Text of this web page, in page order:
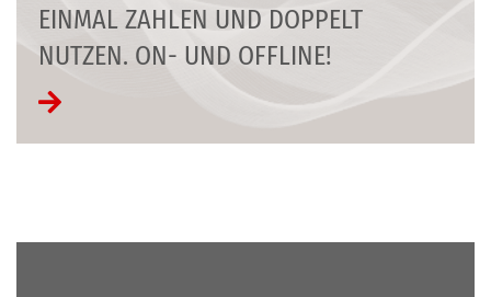
EINMAL ZAHLEN UND DOPPELT
NUTZEN. ON- UND OFFLINE!